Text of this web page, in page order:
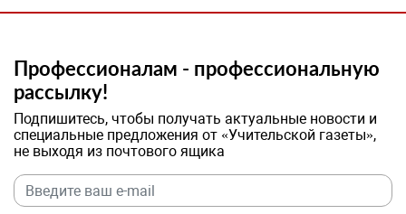
Профессионалам - профессиональную
рассылку!
Подпишитесь, чтобы получать актуальные новости и
специальные предложения от «Учительской газеты»,
не выходя из почтового ящика